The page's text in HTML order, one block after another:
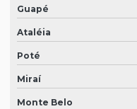
Guapé
Ataléia
Poté
Miraí
Monte Belo